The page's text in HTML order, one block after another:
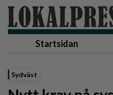
Startsidan
Sydväst